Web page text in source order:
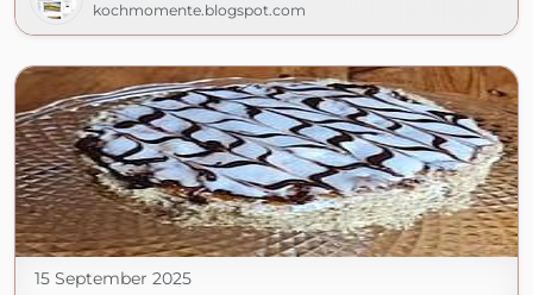
kochmomente.blogspot.com
15 September 2025